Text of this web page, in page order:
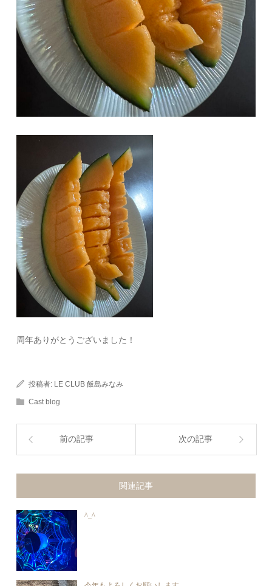
周年ありがとうございました！
投稿者: LE CLUB 飯島みなみ
Cast blog
前の記事 次の記事
関連記事
^_^